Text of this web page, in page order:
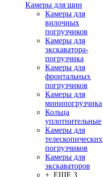
Камеры для шин
Камеры для
вилочных
погрузчиков
Камеры для
экскаватора-
погрузчика
Камеры для
фронтальных
погрузчиков
Камеры для
минипогрузчика
Кольца
уплотнительные
Камеры для
телескопических
погрузчиков
Камеры для
экскаваторов
+ ЕЩЕ 3